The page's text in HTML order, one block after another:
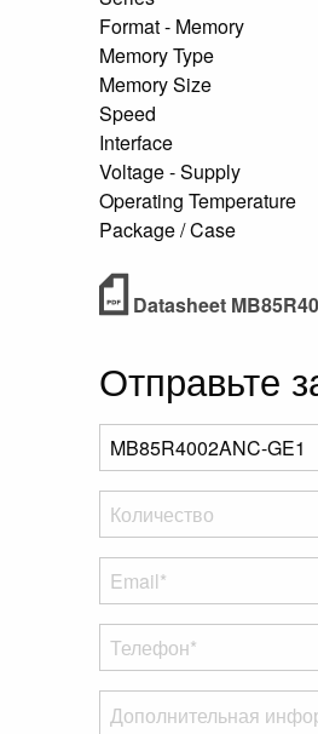
Format - Memory
Memory Type
Memory Size
Speed
Interface
Voltage - Supply
Operating Temperature
Package / Case
Datasheet
Отправьте